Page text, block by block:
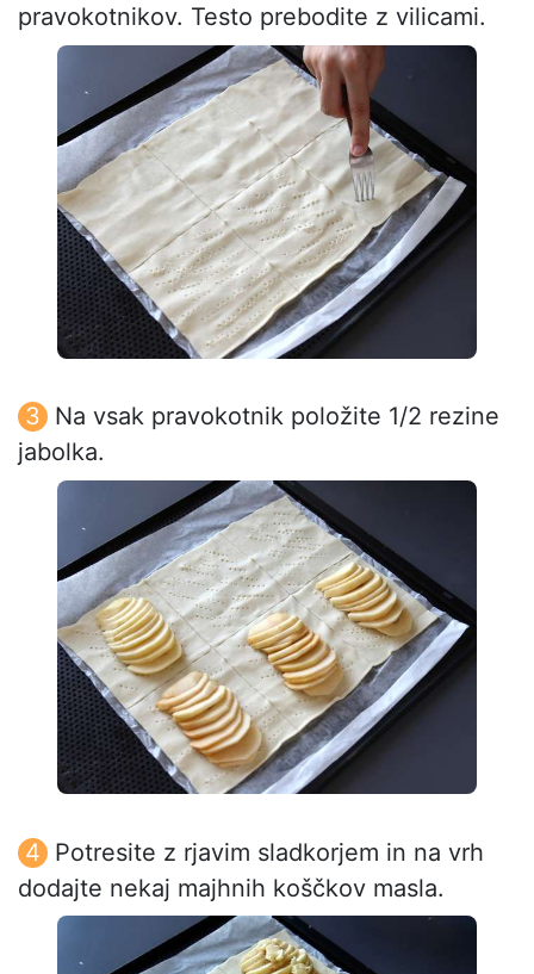
pravokotnikov. Testo prebodite z vilicami.
Na vsak pravokotnik položite 1/2 rezine
jabolka.
Potresite z rjavim sladkorjem in na vrh
dodajte nekaj majhnih koščkov masla.